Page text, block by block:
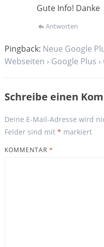
Gute Info! Danke
Antworten
Pingback: Neue Google
Webseiten › Google Plus
Schreibe einen
Deine E-Mail-Adresse wird
Felder sind mit * markiert
KOMMENTAR *